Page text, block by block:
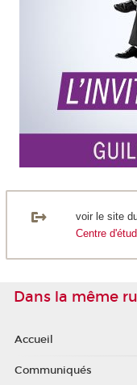
voir le site
Centre
Dans la même
Accueil
Communiqués